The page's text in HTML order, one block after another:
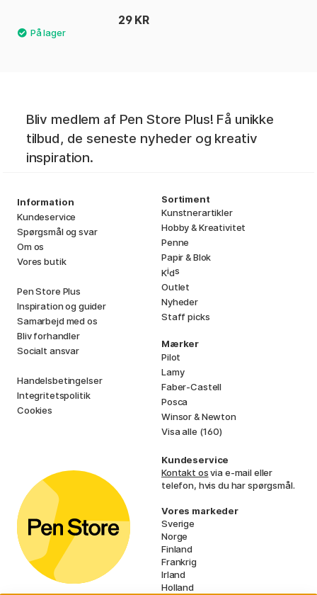
29 KR
Bliv medlem af Pen Store Plus! Få unikke
tilbud, de seneste nyheder og kreativ
inspiration.
Information
Kundeservice
Spørgsmål og svar
Om os
Vores butik
Pen Store Plus
Inspiration og guider
Samarbejd med os
Bliv forhandler
Socialt ansvar
Handelsbetingelser
Integritetspolitik
Cookies
Sortiment
Kunstnerartikler
Hobby & Kreativitet
Penne
Papir & Blok
Kids
Outlet
Nyheder
Staff picks
Mærker
Pilot
Lamy
Faber-Castell
Posca
Winsor & Newton
Visa alle (160)
Kundeservice
Kontakt osvia e-mail eller
telefon, hvis du har spørgsmål.
Vores markeder
Sverige
Norge
Finland
Frankrig
Irland
Holland